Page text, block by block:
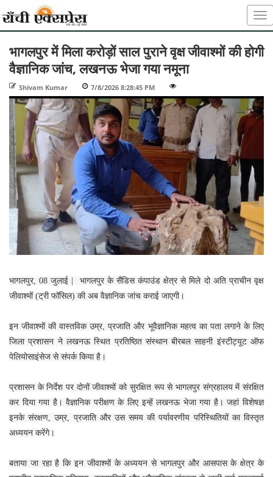
भागलपुर में मिला करोड़ों साल पुराने वृक्ष जीवाश्मों की होगी
वैज्ञानिक जांच, लखनऊ भेजा गया नमूना
Shivam Kumar 7/8/2026 8:28:45 PM
भागलपुर, 08 जुलाई | भागलपुर के सैंडिस कंपाउंड क्षेत्र से मिले दो अति प्राचीन वृक्ष
जीवाश्मों (ट्री फॉसिल) की अब वैज्ञानिक जांच कराई जाएगी।
इन जीवाश्मों की वास्तविक उम्र, प्रजाति और भूवैज्ञानिक महत्व का पता लगाने के लिए
जिला प्रशासन ने लखनऊ स्थित प्रतिष्ठित संस्थान बीरबल साहनी इंस्टीट्यूट ऑफ
पेलियोसाइंसेज से संपर्क किया है।
प्रशासन के निर्देश पर दोनों जीवाश्मों को सुरक्षित रूप से भागलपुर संग्रहालय में संरक्षित
कर दिया गया है। वैज्ञानिक परीक्षण के लिए इन्हें लखनऊ भेजा गया है। जहां विशेषज्ञ
इनके संरक्षण, उम्र, प्रजाति और उस समय की पर्यावरणीय परिस्थितियों का विस्तृत
अध्ययन करेंगे।
बताया जा रहा है कि इन जीवाश्मों के अध्ययन से भागलपुर और आसपास के क्षेत्र के